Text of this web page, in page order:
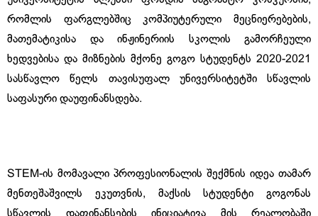
რომლის ფარგლებშიც კომპიუტერული მეცნიერებების,
მათემატიკისა და ინჟინერიის სკოლის გამორჩეული
ხედვებისა და მიზნების მქონე გოგო სტუდენტს 2020-2021
სასწავლო წელს თავისუფალ უნივერსიტეტში სწავლის
საფასური დაუფინანსდება.
STEM-ის მომავალი პროფესიონალის შექმნის იდეა თამარ
მენთეშაშვილს ეკუთვნის, მაქსის სტუდენტი გოგონას
სწავლის დაფინანსების ინიციატივა მის რეალობაში